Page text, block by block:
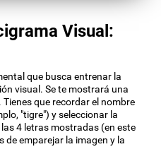
Visual:
que busca entrenar la
visual. Se te mostrará una
que recordar el nombre
"tigre") y seleccionar la
4 letras mostradas (en este
de emparejar la imagen y la